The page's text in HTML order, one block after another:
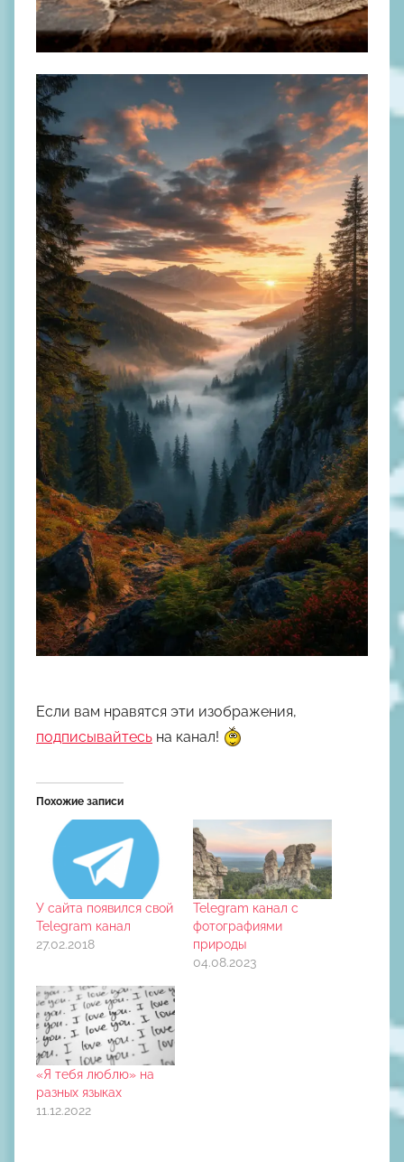
Если вам нравятся эти изображения,
подписывайтесь на канал!
Похожие записи
У сайта появился свой
Telegram канал
27.02.2018
Telegram канал с
фотографиями
природы
04.08.2023
«Я тебя люблю» на
разных языках
11.12.2022